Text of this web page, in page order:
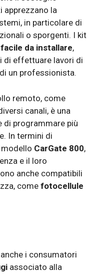
apprezzano la
in particolare di
o sporgenti. I kit
facile da installare,
di effettuare lavori di
un professionista.
remoto, come
canali, è una
di programmare più
In termini di
CarGate 800,
e il loro
anche compatibili
come fotocellule
i consumatori
associato alla